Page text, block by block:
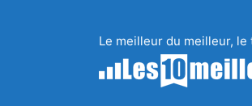
Le meilleur du meilleur,